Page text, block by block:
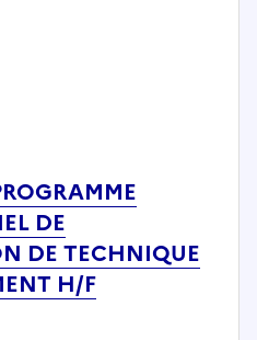
DE
DE TECHNIQUE
H/F